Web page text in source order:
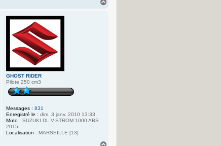
c
e
r
E
r
w
a
n
B
Z
H
3
5
GHOST RIDER
Pilote 250 cm3
Messages : 831
Enregistré le : dim. 3 janv. 2010 13:33
Moto : SUZUKI DL V-STROM 1000 ABS
2015.
Localisation : MARSEILLE [13]